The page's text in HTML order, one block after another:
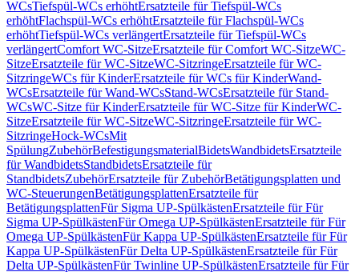
WCsTiefspül-WCs erhöhtErsatzteile für Tiefspül-WCs
erhöhtFlachspül-WCs erhöhtErsatzteile für Flachspül-WCs
erhöhtTiefspül-WCs verlängertErsatzteile für Tiefspül-WCs
verlängertComfort WC-SitzeErsatzteile für Comfort WC-SitzeWC-
SitzeErsatzteile für WC-SitzeWC-SitzringeErsatzteile für WC-
SitzringeWCs für KinderErsatzteile für WCs für KinderWand-
WCsErsatzteile für Wand-WCsStand-WCsErsatzteile für Stand-
WCsWC-Sitze für KinderErsatzteile für WC-Sitze für KinderWC-
SitzeErsatzteile für WC-SitzeWC-SitzringeErsatzteile für WC-
SitzringeHock-WCsMit
SpülungZubehörBefestigungsmaterialBidetsWandbidetsErsatzteile
für WandbidetsStandbidetsErsatzteile für
StandbidetsZubehörErsatzteile für ZubehörBetätigungsplatten und
WC-SteuerungenBetätigungsplattenErsatzteile für
BetätigungsplattenFür Sigma UP-SpülkästenErsatzteile für Für
Sigma UP-SpülkästenFür Omega UP-SpülkästenErsatzteile für Für
Omega UP-SpülkästenFür Kappa UP-SpülkästenErsatzteile für Für
Kappa UP-SpülkästenFür Delta UP-SpülkästenErsatzteile für Für
Delta UP-SpülkästenFür Twinline UP-SpülkästenErsatzteile für Für